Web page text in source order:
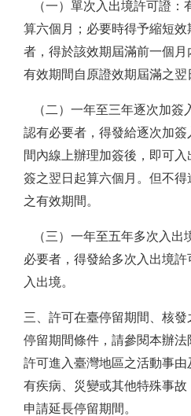
（一）單次入出境許可證：
算六個月；必要時得予縮短
者，得於該效期屆滿前一個月
有效期間自原證效期屆滿之翌
（二）一年至三年逐次加簽
認有必要者，得發給逐次加
間內線上辦理加簽後，即可
簽之翌日起算六個月。但不
之有效期間。
（三）一年至五年多次入出
必要者，得發給多次入出境
入出境。
三、許可在臺停留期間、核
停留期間條件，請參閱本辦
許可進入臺灣地區之活動事
有疾病、災變或其他特殊事
申請延長停留期間。